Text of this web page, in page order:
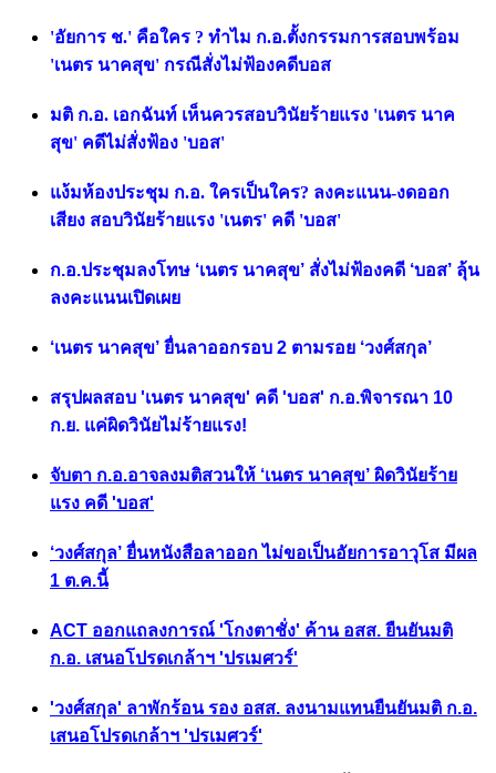
'อัยการ ช.' คือใคร ? ทำไม ก.อ.ตั้งกรรมการสอบพร้อม
'เนตร นาคสุข' กรณีสั่งไม่ฟ้องคดีบอส
มติ ก.อ. เอกฉันท์ เห็นควรสอบวินัยร้ายแรง 'เนตร นาค
สุข' คดีไม่สั่งฟ้อง 'บอส'
แง้มห้องประชุม ก.อ. ใครเป็นใคร? ลงคะแนน-งดออก
เสียง สอบวินัยร้ายแรง 'เนตร' คดี 'บอส'
ก.อ.ประชุมลงโทษ ‘เนตร นาคสุข’ สั่งไม่ฟ้องคดี ‘บอส’ ลุ้น
ลงคะแนนเปิดเผย
‘เนตร นาคสุข’ ยื่นลาออกรอบ 2 ตามรอย ‘วงศ์สกุล’
สรุปผลสอบ 'เนตร นาคสุข' คดี 'บอส' ก.อ.พิจารณา 10
ก.ย. แค่ผิดวินัยไม่ร้ายแรง!
จับตา ก.อ.อาจลงมติสวนให้ ‘เนตร นาคสุข’ ผิดวินัยร้าย
แรง คดี 'บอส'
‘วงศ์สกุล’ ยื่นหนังสือลาออก ไม่ขอเป็นอัยการอาวุโส มีผล
1 ต.ค.นี้
ACT ออกแถลงการณ์ 'โกงตาชั่ง' ค้าน อสส. ยืนยันมติ
ก.อ. เสนอโปรดเกล้าฯ 'ปรเมศวร์'
'วงศ์สกุล' ลาพักร้อน รอง อสส. ลงนามแทนยืนยันมติ ก.อ.
เสนอโปรดเกล้าฯ 'ปรเมศวร์'